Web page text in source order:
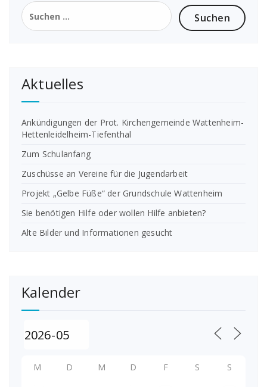
Suchen
nach:
Aktuelles
Ankündigungen der Prot. Kirchengemeinde Wattenheim-
Hettenleidelheim-Tiefenthal
Zum Schulanfang
Zuschüsse an Vereine für die Jugendarbeit
Projekt „Gelbe Füße“ der Grundschule Wattenheim
Sie benötigen Hilfe oder wollen Hilfe anbieten?
Alte Bilder und Informationen gesucht
Kalender
M D M D F S S